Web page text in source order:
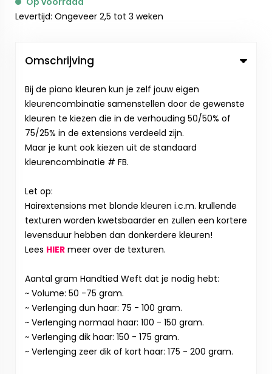
Levertijd: Ongeveer 2,5 tot 3 weken
Omschrijving
Bij de piano kleuren kun je zelf jouw eigen
kleurencombinatie samenstellen door de gewenste
kleuren te kiezen die in de verhouding 50/50% of
75/25% in de extensions verdeeld zijn.
Maar je kunt ook kiezen uit de standaard
kleurencombinatie # FB.
Let op:
Hairextensions met blonde kleuren i.c.m. krullende
texturen worden kwetsbaarder en zullen een kortere
levensduur hebben dan donkerdere kleuren!
Lees HIER meer over de texturen.
Aantal gram Handtied Weft dat je nodig hebt:
~ Volume: 50 -75 gram.
~ Verlenging dun haar: 75 - 100 gram.
~ Verlenging normaal haar: 100 - 150 gram.
~ Verlenging dik haar: 150 - 175 gram.
~ Verlenging zeer dik of kort haar: 175 - 200 gram.